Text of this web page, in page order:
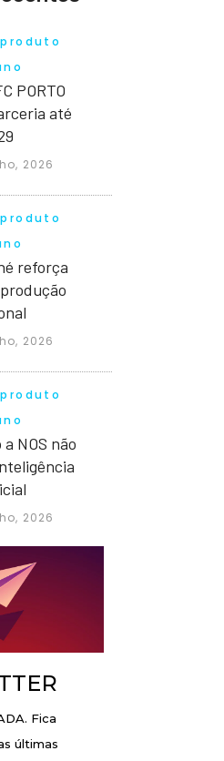
PORTO
até
2026
reforça
2026
NOS não
2026
Fica
últimas